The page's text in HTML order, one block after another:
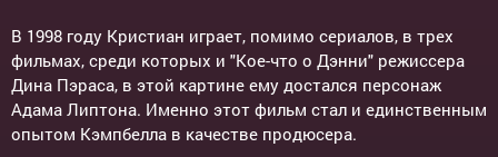
В 1998 году Кристиан играет, помимо сериалов, в трех
фильмах, среди которых и "Кое-что о Дэнни" режиссера
Дина Пэраса, в этой картине ему достался персонаж
Адама Липтона. Именно этот фильм стал и единственным
опытом Кэмпбелла в качестве продюсера.